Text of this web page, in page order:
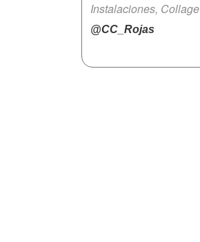
Instalaciones, Collage
@CC_Rojas